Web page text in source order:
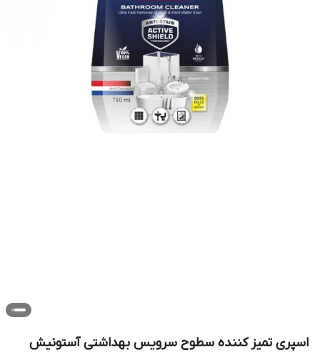
اسپری تمیز کننده سطوح سرویس بهداشتی آستونیش